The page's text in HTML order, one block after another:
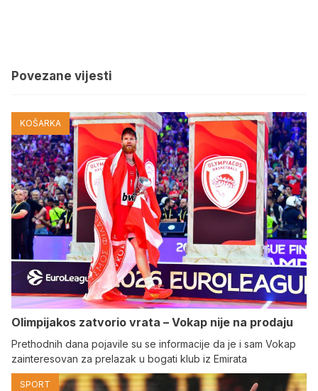
Povezane vijesti
KOŠARKA
Olimpijakos zatvorio vrata – Vokap nije na prodaju
Prethodnih dana pojavile su se informacije da je i sam Vokap
zainteresovan za prelazak u bogati klub iz Emirata
SPORT